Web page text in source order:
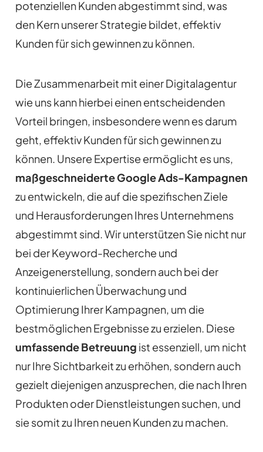
potenziellen Kunden abgestimmt sind, was
den Kern unserer Strategie bildet, effektiv
Kunden für sich gewinnen zu können.
Die Zusammenarbeit mit einer Digitalagentur
wie uns kann hierbei einen entscheidenden
Vorteil bringen, insbesondere wenn es darum
geht, effektiv Kunden für sich gewinnen zu
können. Unsere Expertise ermöglicht es uns,
maßgeschneiderte Google Ads-Kampagnen
zu entwickeln, die auf die spezifischen Ziele
und Herausforderungen Ihres Unternehmens
abgestimmt sind. Wir unterstützen Sie nicht nur
bei der Keyword-Recherche und
Anzeigenerstellung, sondern auch bei der
kontinuierlichen Überwachung und
Optimierung Ihrer Kampagnen, um die
bestmöglichen Ergebnisse zu erzielen. Diese
umfassende Betreuung ist essenziell, um nicht
nur Ihre Sichtbarkeit zu erhöhen, sondern auch
gezielt diejenigen anzusprechen, die nach Ihren
Produkten oder Dienstleistungen suchen, und
sie somit zu Ihren neuen Kunden zu machen.